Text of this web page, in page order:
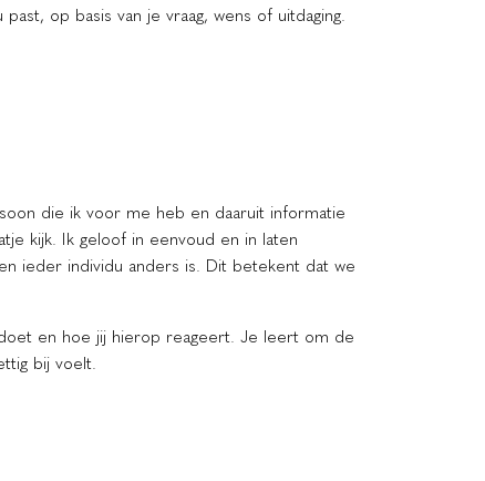
op basis van je vraag, wens of uitdaging.
die ik voor me heb en daaruit informatie
kijk. Ik geloof in eenvoud en in laten
ieder individu anders is. Dit betekent dat we
en hoe jij hierop reageert. Je leert om de
bij voelt.